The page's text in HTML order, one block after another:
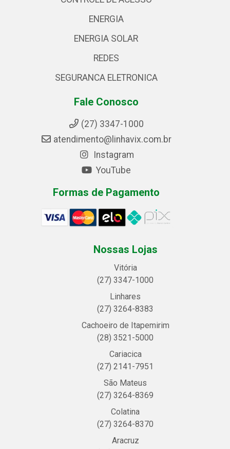
ENERGIA
ENERGIA SOLAR
REDES
SEGURANCA ELETRONICA
Fale Conosco
(27) 3347-1000
atendimento@linhavix.com.br
Instagram
YouTube
Formas de Pagamento
Nossas Lojas
Vitória
(27) 3347-1000
Linhares
(27) 3264-8383
Cachoeiro de Itapemirim
(28) 3521-5000
Cariacica
(27) 2141-7951
São Mateus
(27) 3264-8369
Colatina
(27) 3264-8370
Aracruz